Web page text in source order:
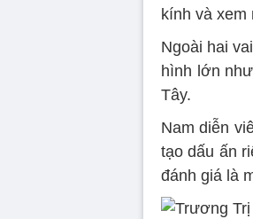
kính và xem
Ngoài hai
hình lớn
Tây.
Nam diễn
tạo dấu ấn
đánh giá là